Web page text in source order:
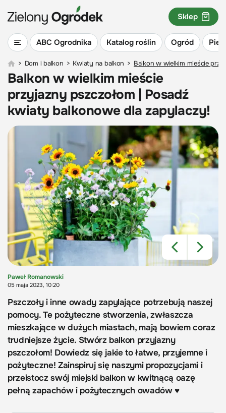
ABC Ogrodnika Katalog roślin Ogród
Sklep
> Dom i balkon > Kwiaty na balkon > Balkon w wielkim mieście
Balkon w wielkim mieście
przyjazny pszczołom | Posadź
kwiaty balkonowe dla zapylaczy!
Paweł Romanowski
05 maja 2023, 10:20
Pszczoły i inne owady zapylające potrzebują naszej
pomocy. Te pożyteczne stworzenia, zwłaszcza
mieszkające w dużych miastach, mają bowiem coraz
trudniejsze życie. Stwórz balkon przyjazny
pszczołom! Dowiedz się jakie to łatwe, przyjemne i
pożyteczne! Zainspiruj się naszymi propozycjami i
przeistocz swój miejski balkon w kwitnącą oazę
pełną zapachów i pożytecznych owadów ♥